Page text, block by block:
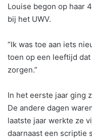
Louise begon op haar
bij het UWV.
“Ik was toe aan iets
toen op een leeftijd
zorgen.”
In het eerste jaar ging
De andere dagen
laatste jaar werkte ze
daarnaast een scriptie